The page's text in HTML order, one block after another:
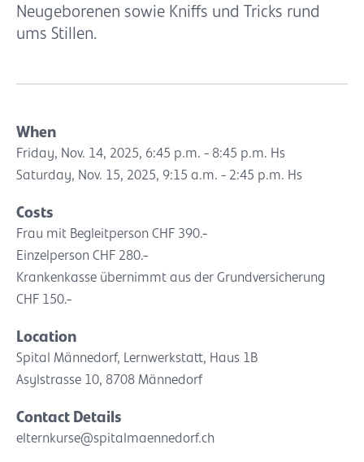
Neugeborenen sowie Kniffs und Tricks rund
ums Stillen.
When
Friday, Nov. 14, 2025, 6:45 p.m. - 8:45 p.m. Hs
Saturday, Nov. 15, 2025, 9:15 a.m. - 2:45 p.m. Hs
Costs
Frau mit Begleitperson CHF 390.-
Einzelperson CHF 280.-
Krankenkasse übernimmt aus der Grundversicherung
CHF 150.-
Location
Spital Männedorf, Lernwerkstatt, Haus 1B
Asylstrasse 10, 8708 Männedorf
Contact Details
elternkurse@spitalmaennedorf.ch